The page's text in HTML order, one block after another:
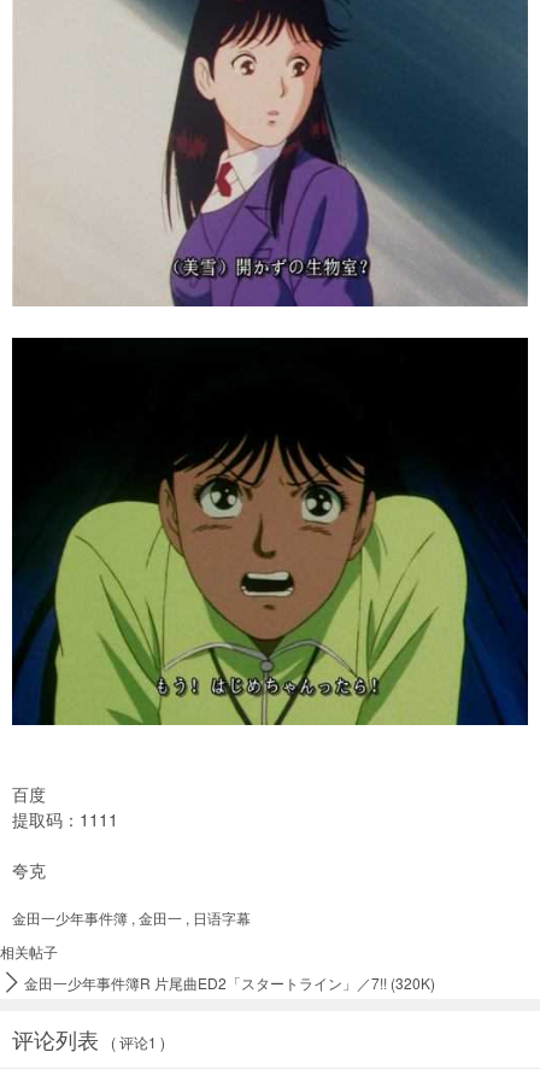
百度
提取码：1111
夸克
金田一少年事件簿 , 金田一 , 日语字幕
相关帖子
 金田一少年事件簿R 片尾曲ED2「スタートライン」／7!! (320K)
评论列表 ( 评论1 )